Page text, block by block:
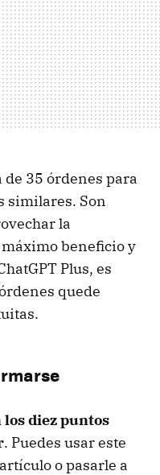
35 órdenes para
similares. Son
la
beneficio y
Plus, es
quede
diez puntos
. Puedes usar este
o pasarle a